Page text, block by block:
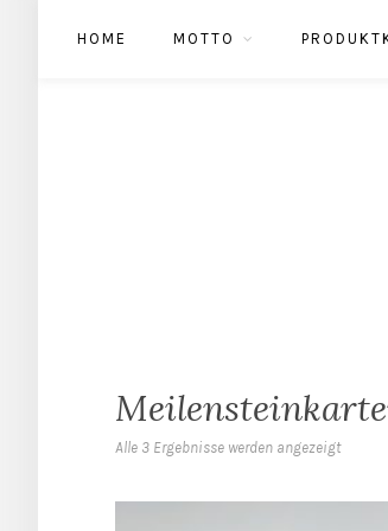
HOME MOTTO
Alle 3 Ergebnisse werden angezeigt